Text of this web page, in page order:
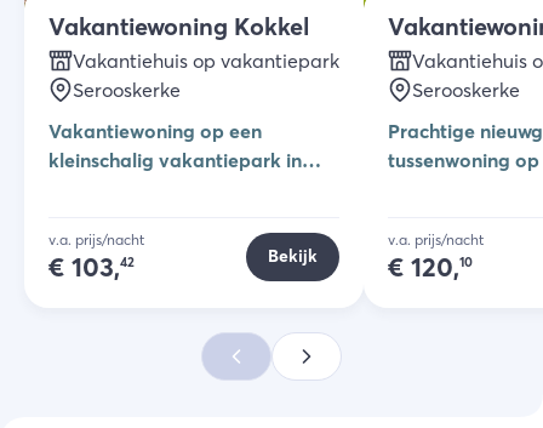
Vakantiewoning Kokkel
Vakantiehuis op vakantiepark
Serooskerke
Vakantiewoning op een
kleinschalig vakantiepark in
v.a. prijs/nacht
€ 103,42 Bekijk
Vakantiehuis
Serooskerke
Prachtige
tussenwoning
v.a. prijs/nacht
€ 120,10